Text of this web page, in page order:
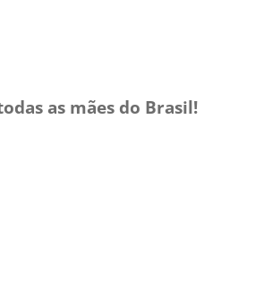
as mães do Brasil!